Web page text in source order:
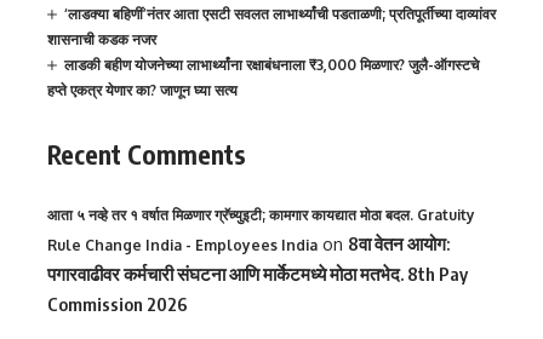
‘लाडक्या बहिणीं’नंतर आता एसटी सवलत लाभार्थ्यांची पडताळणी; प्रतिपूर्तीच्या दाव्यांवर
शासनाची कडक नजर
लाडकी बहीण योजनेच्या लाभार्थ्यांना रक्षाबंधनाला ₹3,000 मिळणार? जुलै-ऑगस्टचे
हप्ते एकत्र येणार का? जाणून घ्या सत्य
Recent Comments
आता ५ नव्हे तर १ वर्षात मिळणार ग्रॅच्युइटी; कामगार कायद्यात मोठा बदल. Gratuity
Rule Change India - Employees India on 8वा वेतन आयोग:
पगारवाढीवर कर्मचारी संघटना आणि मार्केटमध्ये मोठा मतभेद. 8th Pay
Commission 2026